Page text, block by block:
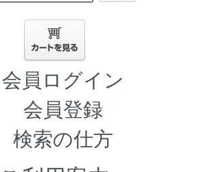
会員ログイン
会員登録
検索の仕方